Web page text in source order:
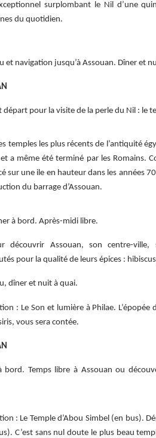
surplombant le Nil d’une
du quotidien.
et navigation jusqu’à Assouan. Dîner et
pour la visite de la perle du Nil : le
temples les plus récents de l’antiquité
a même été terminé par les Romains.
sur une ile en hauteur dans les années
du barrage d’Assouan.
à bord. Après-midi libre.
découvrir Assouan, son centre-
pour la qualité de leurs épices :
dîner et nuit à quai.
: Le Son et lumière à Philae. L’épopée
vous sera contée.
bord. Temps libre à Assouan ou
: Le Temple d’Abou Simbel (en bus).
C’est sans nul doute le plus beau